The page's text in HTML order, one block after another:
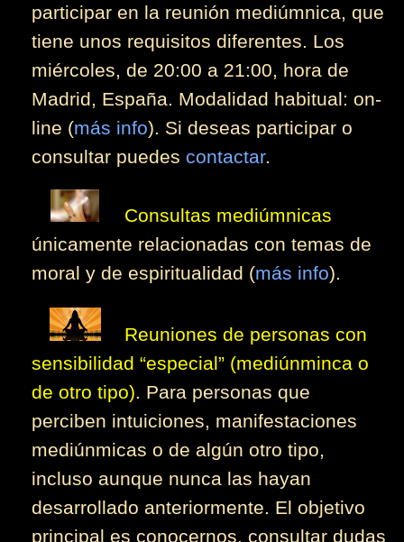
participar en la reunión mediúmnica, que
tiene unos requisitos diferentes. Los
miércoles, de 20:00 a 21:00, hora de
Madrid, España. Modalidad habitual: on-
line (más info). Si deseas participar o
consultar puedes contactar.
Consultas mediúmnicas
únicamente relacionadas con temas de
moral y de espiritualidad (más info).
Reuniones de personas con
sensibilidad “especial” (mediúnminca o
de otro tipo). Para personas que
perciben intuiciones, manifestaciones
mediúnmicas o de algún otro tipo,
incluso aunque nunca las hayan
desarrollado anteriormente. El objetivo
principal es conocernos, consultar dudas